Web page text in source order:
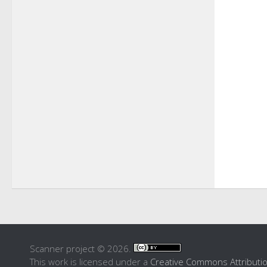
Scanner project © 2026.
This work is licensed under a Creative Commons